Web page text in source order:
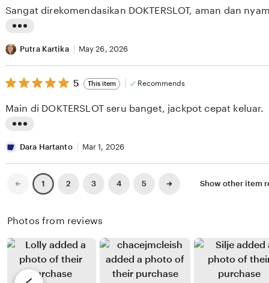
e
b
y
R
o
i
b
n
n
r
e
v
e
b
y
r
L
e
5
stars
i
s
t
n
r
e
y
P
Sangat direkomendasikan DOKTERSLOT, aman dan
Putra Kartika May 26, 2026
5
out
5
stars
5 This item Recommends
i
s
e
Main di DOKTERSLOT seru banget, jackpot cepat keluar.
Dara Hartanto Mar 1, 2026
Previous
page
1 2 3 4 5
Next
page
Show other item
Photos from reviews